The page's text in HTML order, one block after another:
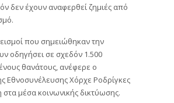
δεν έχουν αναφερθεί ζημιές από
που σημειώθηκαν την
οδηγήσει σε σχεδόν 1.500
θανάτους, ανέφερε ο
Εθνοσυνέλευσης Χόρχε Ροδρίγκες
μέσα κοινωνικής δικτύωσης.